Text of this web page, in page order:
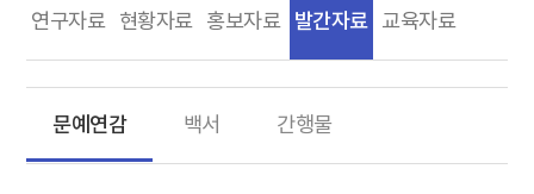
연구자료 현황자료 홍보자료 발간자료 교육자료
문예연감 백서 간행물